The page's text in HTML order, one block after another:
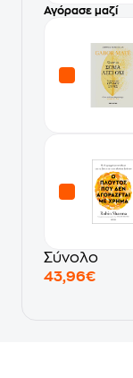
Αγόρασε μαζί
Σύνολο
43,96€